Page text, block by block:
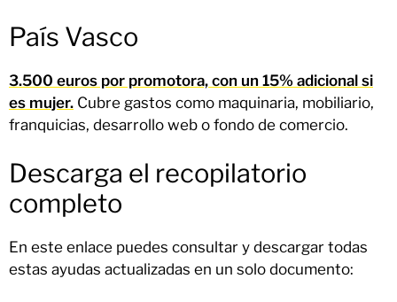
País Vasco
3.500 euros por promotora, con un 15% adicional si
es mujer. Cubre gastos como maquinaria, mobiliario,
franquicias, desarrollo web o fondo de comercio.
Descarga el recopilatorio
completo
En este enlace puedes consultar y descargar todas
estas ayudas actualizadas en un solo documento: